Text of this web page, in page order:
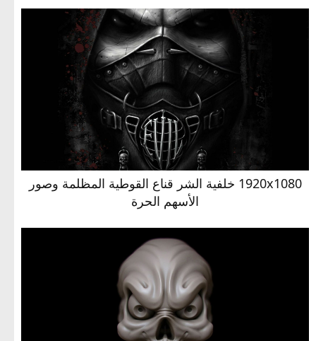
1920x1080 خلفية الشر قناع القوطية المظلمة وصور
الأسهم الحرة